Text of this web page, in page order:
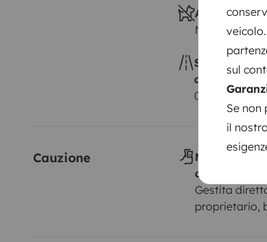
sul
Se
il
Animali a
Non
Superamento
0,29 € per
Cauzione
Modalità di
cauzione
Gestita
proprietario,